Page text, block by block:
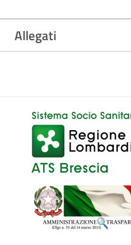
Allegati